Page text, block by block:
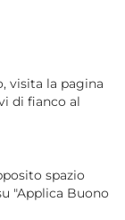
visita la pagina
di fianco al
spazio
"Applica Buono